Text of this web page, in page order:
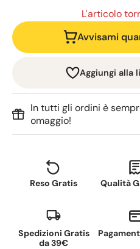
L'articolo
Avvisami
Aggiungi alla
In tutti gli ordini è
omaggio!
Reso Gratis Qualità
Spedizioni Gratis
da 39€